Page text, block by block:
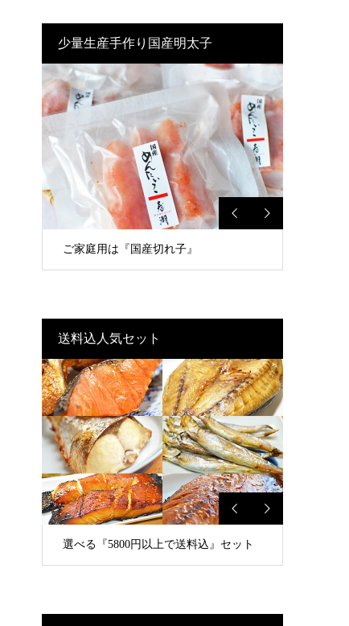
少量生産手作り国産明太子
ご家庭用は『国産切れ子』
送料込人気セット
選べる『5800円以上で送料込』セット